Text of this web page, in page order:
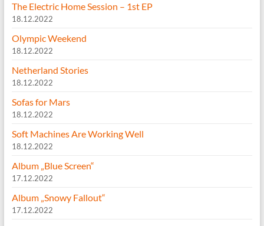
The Electric Home Session – 1st EP
18.12.2022
Olympic Weekend
18.12.2022
Netherland Stories
18.12.2022
Sofas for Mars
18.12.2022
Soft Machines Are Working Well
18.12.2022
Album „Blue Screen“
17.12.2022
Album „Snowy Fallout“
17.12.2022